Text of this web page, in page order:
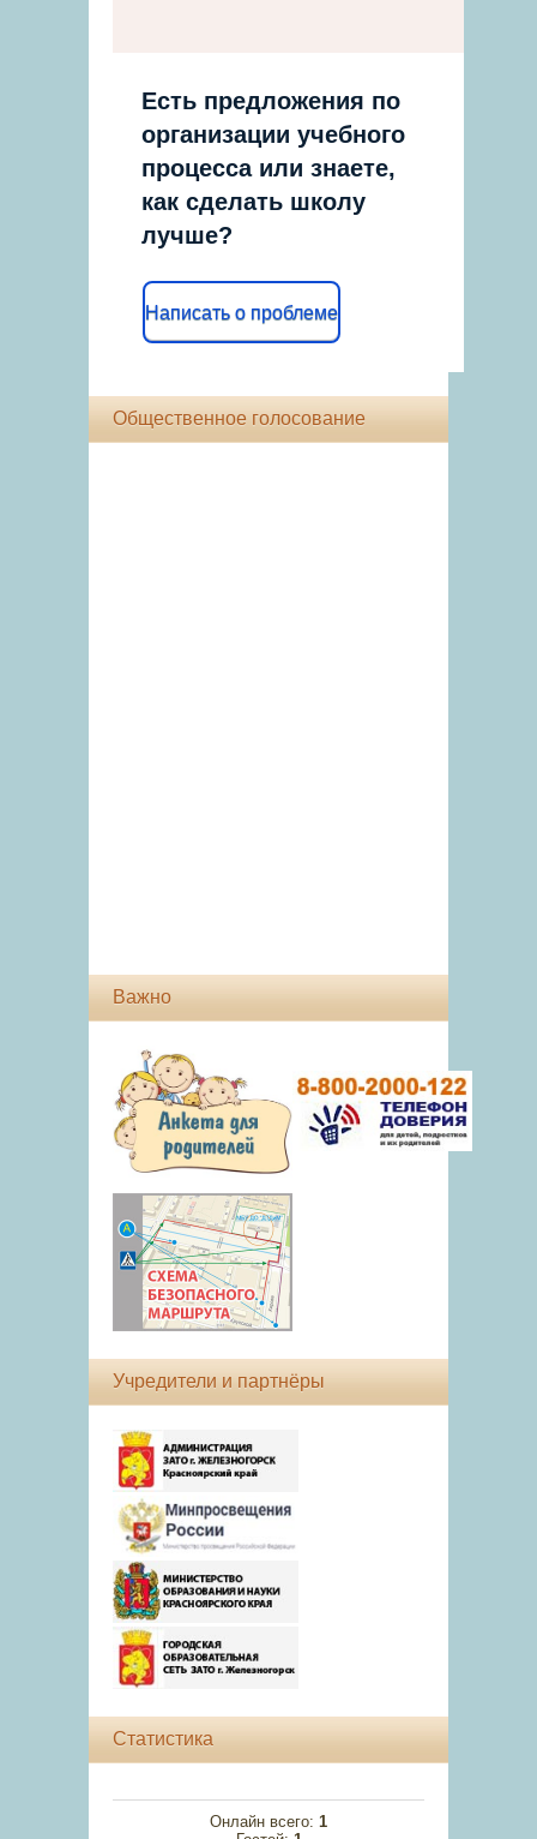
Есть предложения по
организации учебного
процесса или знаете,
как сделать школу
лучше?
Написать о проблеме
Общественное голосование
Важно
Учредители и партнёры
Статистика
Онлайн всего: 1